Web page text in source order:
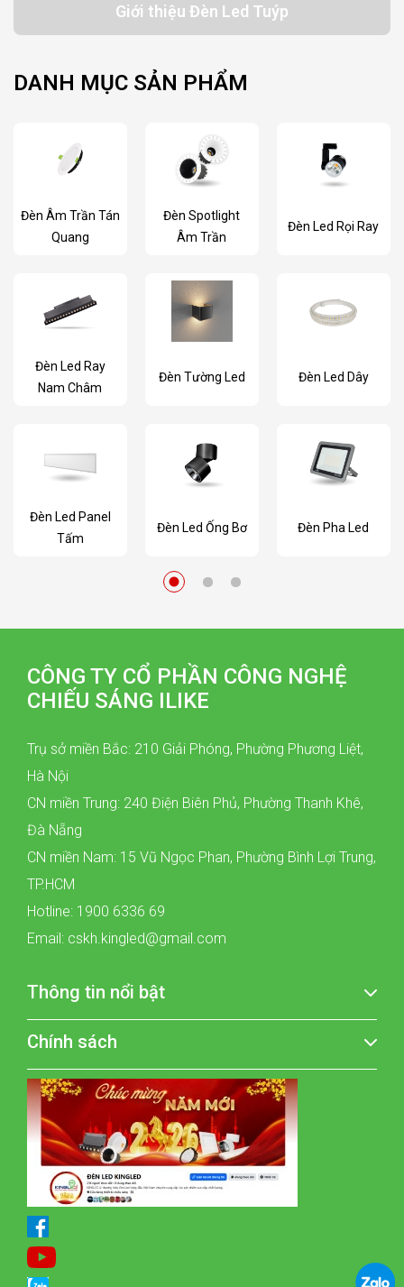
Giới thiệu Đèn Led Tuýp
DANH MỤC SẢN PHẨM
Đèn Âm Trần Tán
Quang
Đèn Spotlight
Âm Trần
Đèn Led Rọi Ray
Đèn Led Ray
Nam Châm
Đèn Tường Led Đèn Led Dây
Đèn Led Panel
Tấm
Đèn Led Ống Bơ Đèn Pha Led
CÔNG TY CỔ PHẦN CÔNG NGHỆ
CHIẾU SÁNG ILIKE
Trụ sở miền Bắc: 210 Giải Phóng, Phường Phương Liệt,
Hà Nội
CN miền Trung: 240 Điện Biên Phủ, Phường Thanh Khê,
Đà Nẵng
CN miền Nam: 15 Vũ Ngọc Phan, Phường Bình Lợi Trung,
TP.HCM
Hotline: 1900 6336 69
Email: cskh.kingled@gmail.com
Thông tin nổi bật
Chính sách